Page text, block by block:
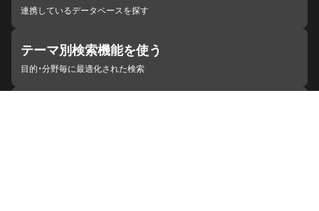
連携しているデータベースを探す
テーマ別検索機能を使う
目的・分野毎に最適化された検索